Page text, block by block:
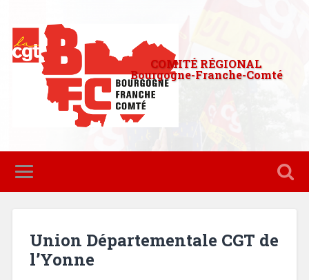
COMITÉ RÉGIONAL
Bourgogne-Franche-Comté
Union Départementale CGT de
l’Yonne